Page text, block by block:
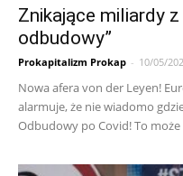
Znikające miliardy
odbudowy”
Prokapitalizm Prokap - 10/05/
Nowa afera von der Leyen!
alarmuje, że nie wiadomo
Odbudowy po Covid! To może